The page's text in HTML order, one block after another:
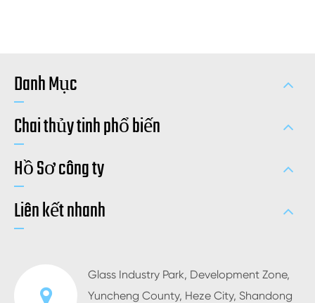
Danh Mục
Chai thủy tinh phổ biến
Hồ Sơ công ty
Liên kết nhanh
Glass Industry Park, Development Zone,
Yuncheng County, Heze City, Shandong